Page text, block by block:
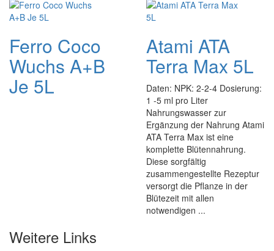
Ferro Coco
Wuchs A+B
Je 5L
Atami ATA
Terra Max 5L
Daten: NPK: 2-2-4 Dosierung:
1 -5 ml pro Liter
Nahrungswasser zur
Ergänzung der Nahrung Atami
ATA Terra Max ist eine
komplette Blütennahrung.
Diese sorgfältig
zusammengestellte Rezeptur
versorgt die Pflanze in der
Blütezeit mit allen
notwendigen ...
Weitere Links